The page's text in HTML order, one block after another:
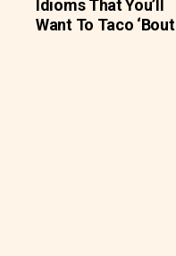
Idioms That You’ll
Want To Taco ‘Bout